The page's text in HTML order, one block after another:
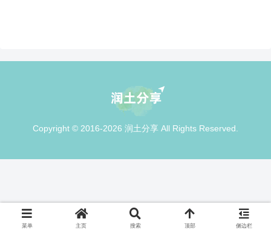
Copyright © 2016-2026 润土分享 All Rights Reserved.
菜单 主页 搜索 顶部 侧边栏